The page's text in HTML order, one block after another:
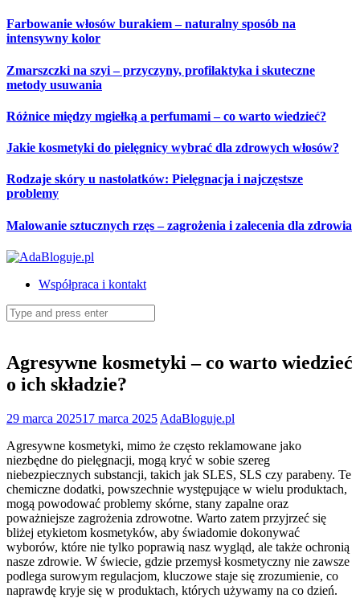
Skip
to
Farbowanie włosów burakiem – naturalny sposób na
intensywny kolor
Zmarszczki na szyi – przyczyny, profilaktyka i skuteczne
metody usuwania
Różnice między mgiełką a perfumami – co warto wiedzieć?
Jakie kosmetyki do pielęgnicy wybrać dla zdrowych włosów?
Rodzaje skóry u nastolatków: Pielęgnacja i najczęstsze
problemy
Malowanie sztucznych rzęs – zagrożenia i zalecenia dla zdrowia
Współpraca i kontakt
Search
for:
Agresywne kosmetyki – co warto wiedzieć
o ich składzie?
29 marca 202517 marca 2025 AdaBloguje.pl
Agresywne kosmetyki, mimo że często reklamowane jako
niezbędne do pielęgnacji, mogą kryć w sobie szereg
niebezpiecznych substancji, takich jak SLES, SLS czy parabeny. Te
chemiczne dodatki, powszechnie występujące w wielu produktach,
mogą powodować problemy skórne, stany zapalne oraz
poważniejsze zagrożenia zdrowotne. Warto zatem przyjrzeć się
bliżej etykietom kosmetyków, aby świadomie dokonywać
wyborów, które nie tylko poprawią nasz wygląd, ale także ochronią
nasze zdrowie. W świecie, gdzie przemysł kosmetyczny nie zawsze
podlega surowym regulacjom, kluczowe staje się zrozumienie, co
naprawdę kryje się w produktach, których używamy na co dzień.